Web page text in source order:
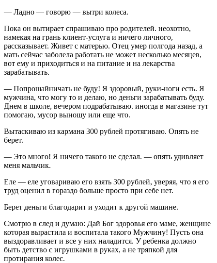
— Ладно — говорю — вытри колеса.
Пока он вытирает спрашиваю про родителей. неохотно,
намекая на грань клиент-услуга и ничего личного,
рассказывает. Живет с матерью. Отец умер полгода назад, а
мать сейчас заболела работать не может несколько месяцев,
вот ему и приходиться и на питание и на лекарства
зарабатывать.
— Попрошайничать не буду! Я здоровый, руки-ноги есть. Я
мужчина, что могу то и делаю, но деньги зарабатывать буду.
Днем в школе, вечером подрабатываю. иногда в магазине тут
помогаю, мусор выношу или еще что.
Вытаскиваю из кармана 300 рублей протягиваю. Опять не
берет.
— Это много! Я ничего такого не сделал. — опять удивляет
меня мальчик.
Еле — еле уговариваю его взять 300 рублей, уверяя, что я его
труд оценил в гораздо больше просто при себе нет.
Берет деньги благодарит и уходит к другой машине.
Смотрю в след и думаю: Дай Бог здоровья его маме, женщине
которая вырастила и воспитала такого Мужчину! Пусть она
выздоравливает и все у них наладится. У ребенка должно
быть детство с игрушками в руках, а не тряпкой для
протирания колес.